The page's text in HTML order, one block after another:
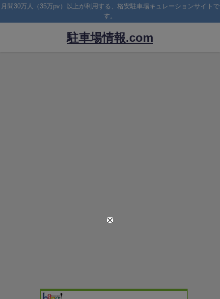
月間30万人（35万pv）以上が利用する、格安駐車場キュレーションサイトで
す。
駐車場情報.com